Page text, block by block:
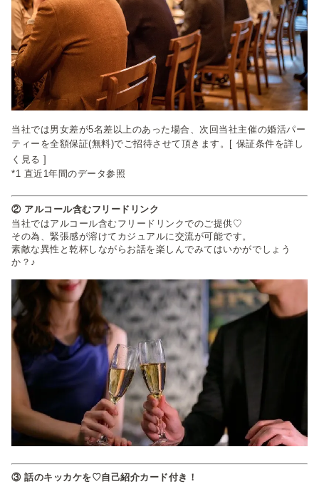
当社では男女差が5名差以上のあった場合、次回当社主催の婚活パー
ティーを全額保証(無料)でご招待させて頂きます。 [ 保証条件を詳し
く見る ]
*1 直近1年間のデータ参照
② アルコール含むフリードリンク
当社ではアルコール含むフリードリンクでのご提供♡
その為、緊張感が溶けてカジュアルに交流が可能です。
素敵な異性と乾杯しながらお話を楽しんでみてはいかがでしょう
か？♪
③ 話のキッカケを♡自己紹介カード付き！